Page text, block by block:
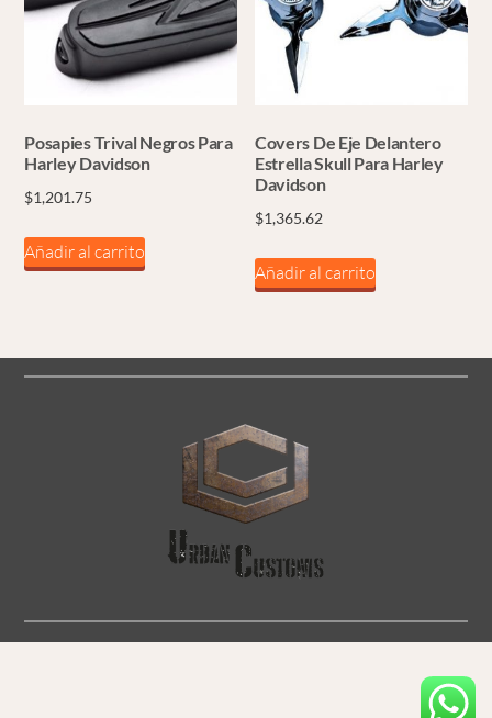
Posapies Trival Negros Para
Harley Davidson
$1,201.75
Añadir al carrito
Covers De Eje Delantero
Estrella Skull Para Harley
Davidson
$1,365.62
Añadir al carrito